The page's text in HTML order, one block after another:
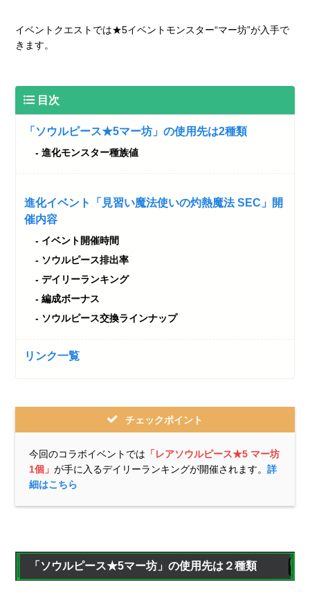
イベントクエストでは★5イベントモンスター“マー坊”が入手で
きます。
目次
「ソウルピース★5マー坊」の使用先は2種類
進化モンスター種族値
進化イベント「見習い魔法使いの灼熱魔法 SEC」開
催内容
イベント開催時間
ソウルピース排出率
デイリーランキング
編成ボーナス
ソウルピース交換ラインナップ
リンク一覧
チェックポイント
今回のコラボイベントでは 「レアソウルピース★5 マー坊
1個」が手に入るデイリーランキングが開催されます。詳
細はこちら
「ソウルピース★5マー坊」の使用先は２種類